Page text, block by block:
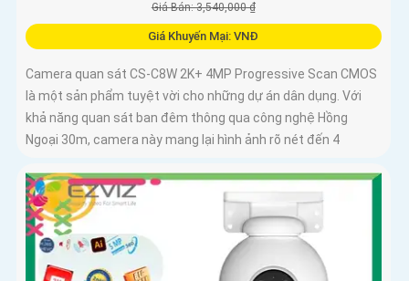
Giá Bán: 3,540,000 ₫
Giá Khuyến Mại: VNĐ
Camera quan sát CS-C8W 2K+ 4MP Progressive Scan CMOS
là một sản phẩm tuyệt vời cho những dự án dân dụng. Với
khả năng quan sát ban đêm thông qua công nghệ Hồng
Ngoại 30m, camera này mang lại hình ảnh rõ nét đến 4